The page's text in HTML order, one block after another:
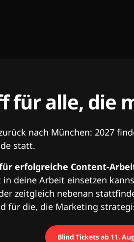
für alle, die
nach München: 2027
statt.
erfolgreiche Content-
deine Arbeit einsetzen
zeitgleich nebenan
für die, die Marketing
Blind Tickets ab 11.